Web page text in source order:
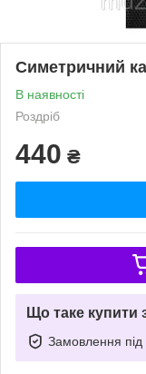
Симетричний
В наявності
Роздріб
440 ₴
Що таке купити
Замовлення під